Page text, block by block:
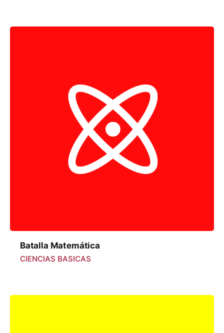
Batalla Matemática
CIENCIAS BASICAS